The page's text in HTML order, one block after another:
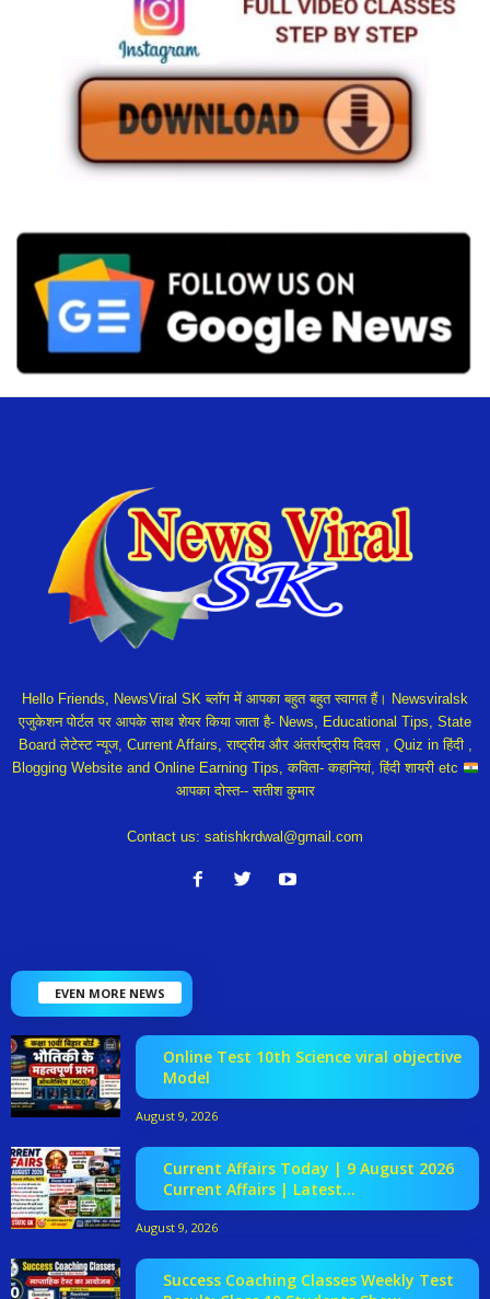
Hello Friends, NewsViral SK ब्लॉग में आपका बहुत बहुत स्वागत हैं। Newsviralsk
एजुकेशन पोर्टल पर आपके साथ शेयर किया जाता है- News, Educational Tips, State
Board लेटेस्ट न्यूज, Current Affairs, राष्ट्रीय और अंतर्राष्ट्रीय दिवस , Quiz in हिंदी ,
Blogging Website and Online Earning Tips, कविता- कहानियां, हिंदी शायरी etc
आपका दोस्त-- सतीश कुमार
Contact us: satishkrdwal@gmail.com
EVEN MORE NEWS
Online Test 10th Science viral objective
Model
August 9, 2026
Current Affairs Today | 9 August 2026
Current Affairs | Latest...
August 9, 2026
Success Coaching Classes Weekly Test